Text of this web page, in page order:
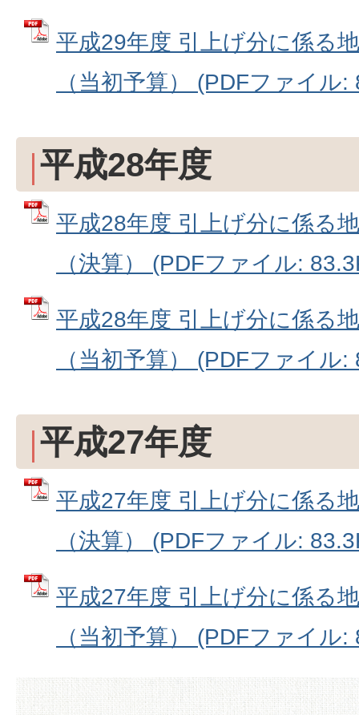
平成29年度 引上げ分に係る
（当初予算） (PDFファイル:
平成28年度
平成28年度 引上げ分に係る
（決算） (PDFファイル:
平成28年度 引上げ分に係る
（当初予算） (PDFファイル:
平成27年度
平成27年度 引上げ分に係る
（決算） (PDFファイル:
平成27年度 引上げ分に係る
（当初予算） (PDFファイル: